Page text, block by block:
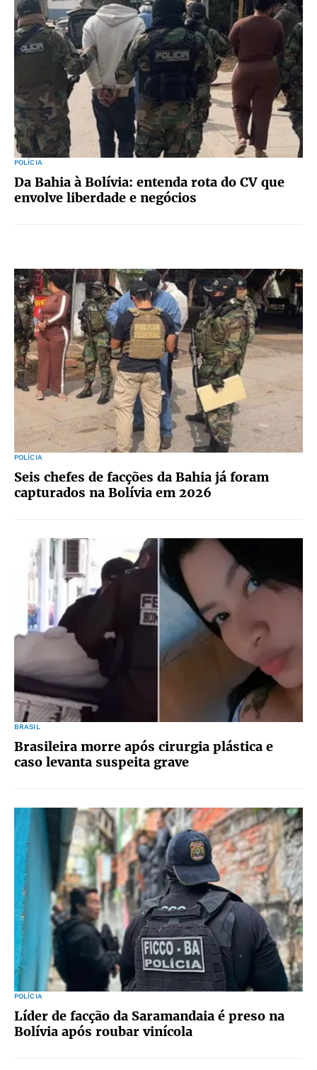
POLÍCIA
Da Bahia à Bolívia: entenda rota do CV que
envolve liberdade e negócios
POLÍCIA
Seis chefes de facções da Bahia já foram
capturados na Bolívia em 2026
BRASIL
Brasileira morre após cirurgia plástica e
caso levanta suspeita grave
POLÍCIA
Líder de facção da Saramandaia é preso na
Bolívia após roubar vinícola